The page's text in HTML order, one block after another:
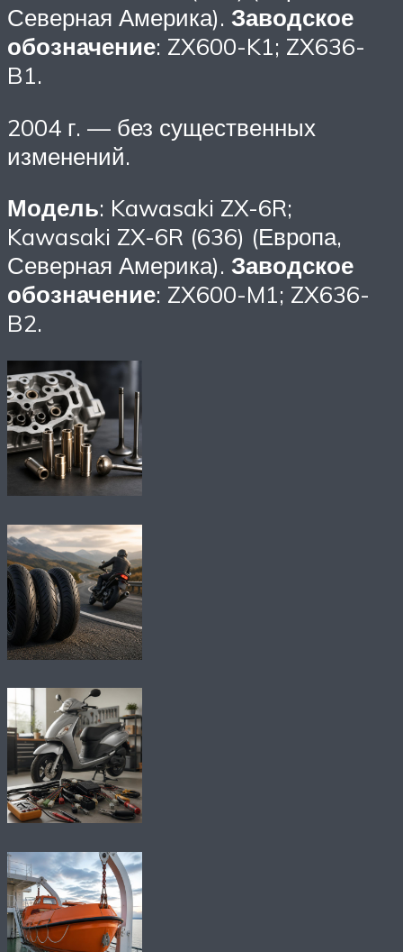
Северная Америка). Заводское
обозначение: ZX600-K1; ZX636-
B1.
2004 г. — без существенных
изменений.
Модель: Kawasaki ZX-6R;
Kawasaki ZX-6R (636) (Европа,
Северная Америка). Заводское
обозначение: ZX600-M1; ZX636-
B2.